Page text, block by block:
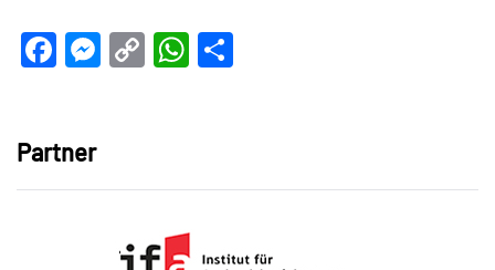
Facebook
Messenger
CopyWhatsApp
Partner